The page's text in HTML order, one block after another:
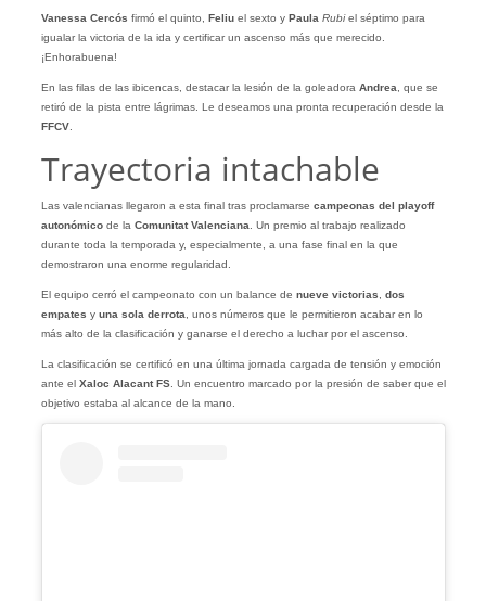
Vanessa Cercós firmó el quinto, Feliuel sexto y Paula Rubiel séptimo para
igualar la victoria de la ida y certificar un ascenso más que merecido.
¡Enhorabuena!
En las filas de las ibicencas, destacar la lesión de la goleadora Andrea , que se
retiró de la pista entre lágrimas. Le deseamos una pronta recuperación desde la
FFCV.
Trayectoria intachable
Las valencianas llegaron a esta final tras proclamarse campeonas del playoff
autonómicode la Comunitat Valenciana . Un premio al trabajo realizado
durante toda la temporada y, especialmente, a una fase final en la que
demostraron una enorme regularidad.
El equipo cerró el campeonato con un balance de nueve victorias
dos
empates y una sola derrota , unos números que le permitieron acabar en lo
más alto de la clasificación y ganarse el derecho a luchar por el ascenso.
La clasificación se certificó en una última jornada cargada de tensión y emoción
ante el Xaloc Alacant FS. Un encuentro marcado por la presión de saber que el
objetivo estaba al alcance de la mano.